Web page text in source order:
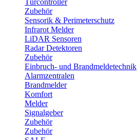
Zubehör
Sensorik & Perimeterschutz
Infrarot Melder
LiDAR Sensoren
Radar Detektoren
Zubehör
Einbruch- und Brandmeldetechnik
Alarmzentralen
Brandmelder
Komfort
Melder
Signalgeber
Zubehör
Zubehör